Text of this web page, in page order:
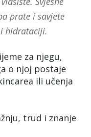
prate i savjete
hidrataciji.
za njegu,
o njoj postaje
ili učenja
trud i znanje